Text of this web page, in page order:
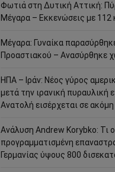
Φωτιά στη Δυτική Αττική:
Μέγαρα – Εκκενώσεις με 112
Μέγαρα: Γυναίκα
Προαστιακού – Ανασύρθηκε
ΗΠΑ – Ιράν: Νέος γύρος
μετά την ιρανική πυραυλική
Ανατολή εισέρχεται σε
Ανάλυση Andrew Korybko: Τι
προγραμματισμένη
Γερμανίας ύψους 800